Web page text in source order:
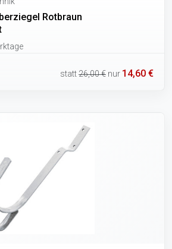
Rotbraun
statt26,00 € nur 14,60 €